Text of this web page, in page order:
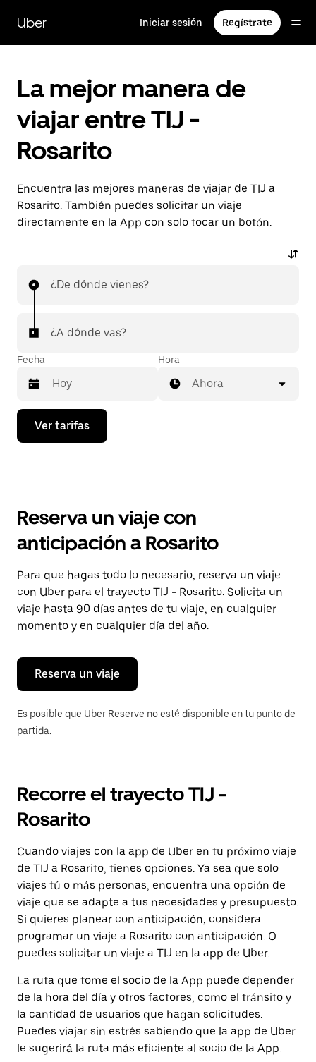
contenido
principal
Uber Iniciar sesión Regístrate
La mejor manera de
viajar entre TIJ -
Rosarito
Encuentra las mejores maneras de viajar de TIJ a
Rosarito. También puedes solicitar un viaje
directamente en la App con solo tocar un botón.
¿De dónde vienes?
¿A dónde vas?
Fecha
Presiona
flecha
el
y
selecciona
una
fecha.
Presiona
la
tecla Esc
para
el
calendario.
Hora
Ahora
Ver tarifas
Reserva un viaje con
anticipación a Rosarito
Para que hagas todo lo necesario, reserva un viaje
con Uber para el trayecto TIJ - Rosarito. Solicita un
viaje hasta 90 días antes de tu viaje, en cualquier
momento y en cualquier día del año.
Reserva un viaje
Es posible que Uber Reserve no esté disponible en tu punto de
partida.
Recorre el trayecto TIJ -
Rosarito
Cuando viajes con la app de Uber en tu próximo viaje
de TIJ a Rosarito, tienes opciones. Ya sea que solo
viajes tú o más personas, encuentra una opción de
viaje que se adapte a tus necesidades y presupuesto.
Si quieres planear con anticipación, considera
programar un viaje a Rosarito con anticipación. O
puedes solicitar un viaje a TIJ en la app de Uber.
La ruta que tome el socio de la App puede depender
de la hora del día y otros factores, como el tránsito y
la cantidad de usuarios que hagan solicitudes.
Puedes viajar sin estrés sabiendo que la app de Uber
le sugerirá la ruta más eficiente al socio de la App.